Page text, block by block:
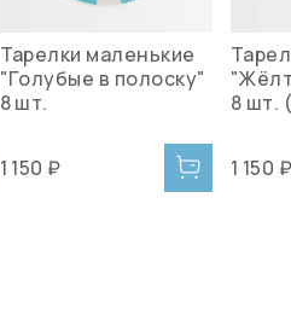
Тарелки маленькие
"Голубые в полоску"
8 шт.
1 150 ₽
8 шт.
1 150